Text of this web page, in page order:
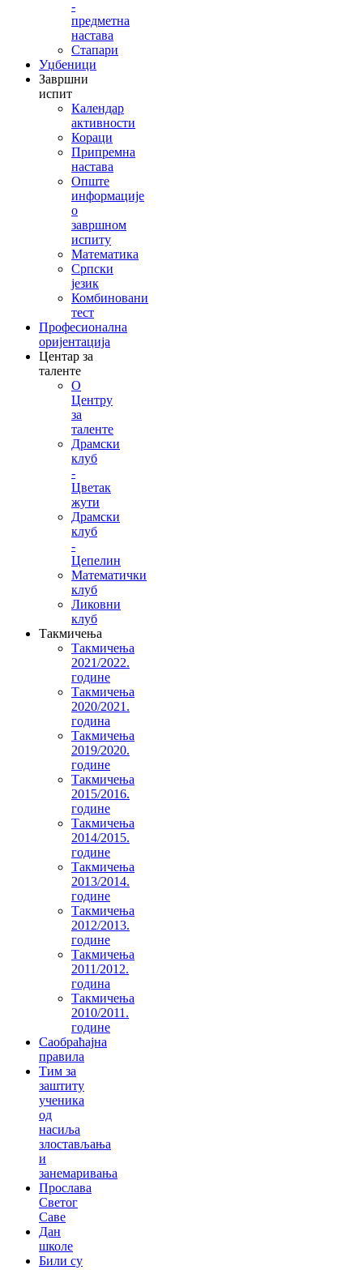
-
предметна
настава
Стапари
Уџбеници
Завршни
испит
Календар
активности
Кораци
Припремна
настава
Опште
информације
о
завршном
испиту
Математика
Српски
језик
Комбиновани
тест
Професионална
оријентација
Центар за
таленте
О
Центру
за
таленте
Драмски
клуб
-
Цветак
жути
Драмски
клуб
-
Цепелин
Математички
клуб
Ликовни
клуб
Такмичења
Такмичења
2021/2022.
године
Такмичења
2020/2021.
година
Такмичења
2019/2020.
године
Такмичења
2015/2016.
године
Такмичења
2014/2015.
године
Такмичења
2013/2014.
године
Такмичења
2012/2013.
године
Такмичења
2011/2012.
година
Такмичења
2010/2011.
године
Саобраћајна
правила
Тим за
заштиту
ученика
од
насиља
злостављања
и
занемаривања
Прослава
Светог
Саве
Дан
школе
Били су